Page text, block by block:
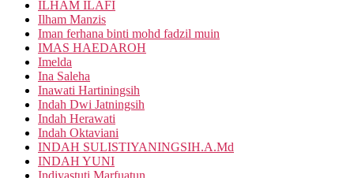
ILHAM ILAFI
Ilham Manzis
Iman ferhana binti mohd fadzil muin
IMAS HAEDAROH
Imelda
Ina Saleha
Inawati Hartiningsih
Indah Dwi Jatningsih
Indah Herawati
Indah Oktaviani
INDAH SULISTIYANINGSIH.A.Md
INDAH YUNI
Indiyastuti Marfuatun